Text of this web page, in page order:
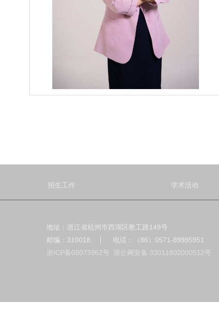
招生工作 学术活动
地址：浙江省杭州市西湖区教工路149号
邮编：310018 丨 电话：（86）0571-89995951
浙ICP备05073962号
浙公网安备 33011802000512号